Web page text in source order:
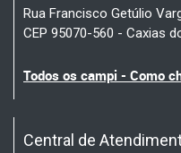
Rua Francisco Getúlio
CEP 95070-560 - Caxias
Todos os campi - Como
Central de